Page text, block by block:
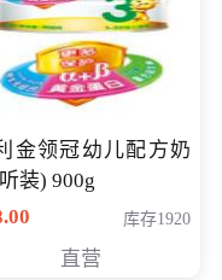
金领冠幼儿配方奶
装) 900g
库存1920
直营